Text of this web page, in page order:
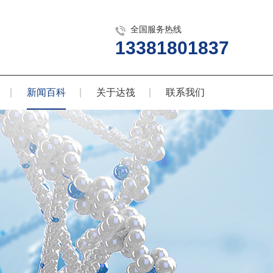
全国服务热线
13381801837
新闻百科 关于达筏 联系我们